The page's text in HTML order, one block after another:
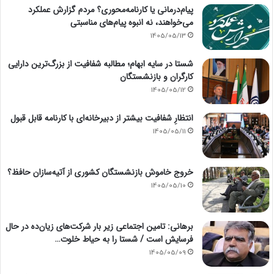
پیام‌درمانی یا کارنامه‌محوری؟ مردم گزارش عملکرد
می‌خواهند، نه انبوه پیام‌های مناسبتی
1405/05/13
شستا در سایه ابهام؛ مطالبه شفافیت از بزرگ‌ترین دارایی
کارگران و بازنشستگان
1405/05/12
انتظارِ شفافیت بیشتر از دبیرخانه‌ای با کارنامه قابل قبول
1405/05/11
خروج خاموش بازنشستگان کشوری از آتیه‌سازان حافظ؟
1405/05/10
برهانی: تامین اجتماعی زیر بار شرکت‌های زیان‌ده در حال
فرسایش است / شستا را به حیاط خلوت…
1405/05/09